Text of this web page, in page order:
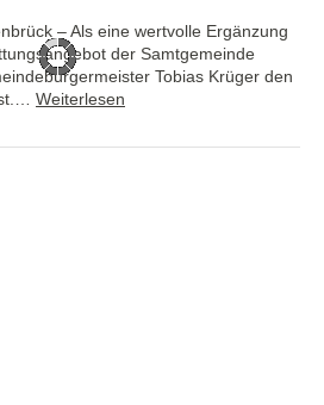
– Als eine wertvolle Ergänzung
der Samtgemeinde
Tobias Krüger den
Weiterlesen